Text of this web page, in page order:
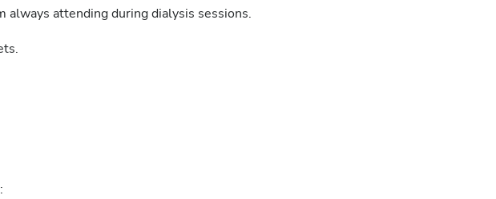
always attending during dialysis sessions.